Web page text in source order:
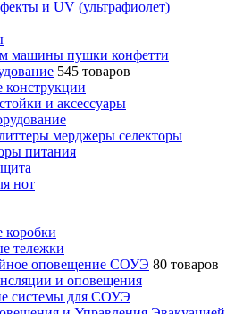
и UV (ультрафиолет)
машины пушки конфетти
545 товаров
конструкции
и аксесcуары
мерджеры селекторы
питания
нот
коробки
тележки
оповещение СОУЭ 80 товаров
и оповещения
системы для СОУЭ